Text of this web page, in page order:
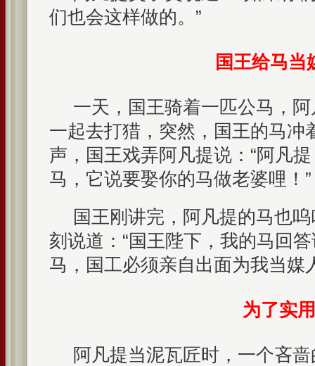
们也会这样做的。”
国王给马当
一天，国王骑着一匹公马，
一起去打猎，突然，国王的马冲
声，国王戏弄阿凡提说：“阿凡
马，它说要娶你的马做老婆哩！”
国王刚讲完，阿凡提的马也
刻说道：“国王陛下，我的马回
马，国工必须亲自出面为我当媒
为了实用
阿凡提当泥瓦匠时，一个吝